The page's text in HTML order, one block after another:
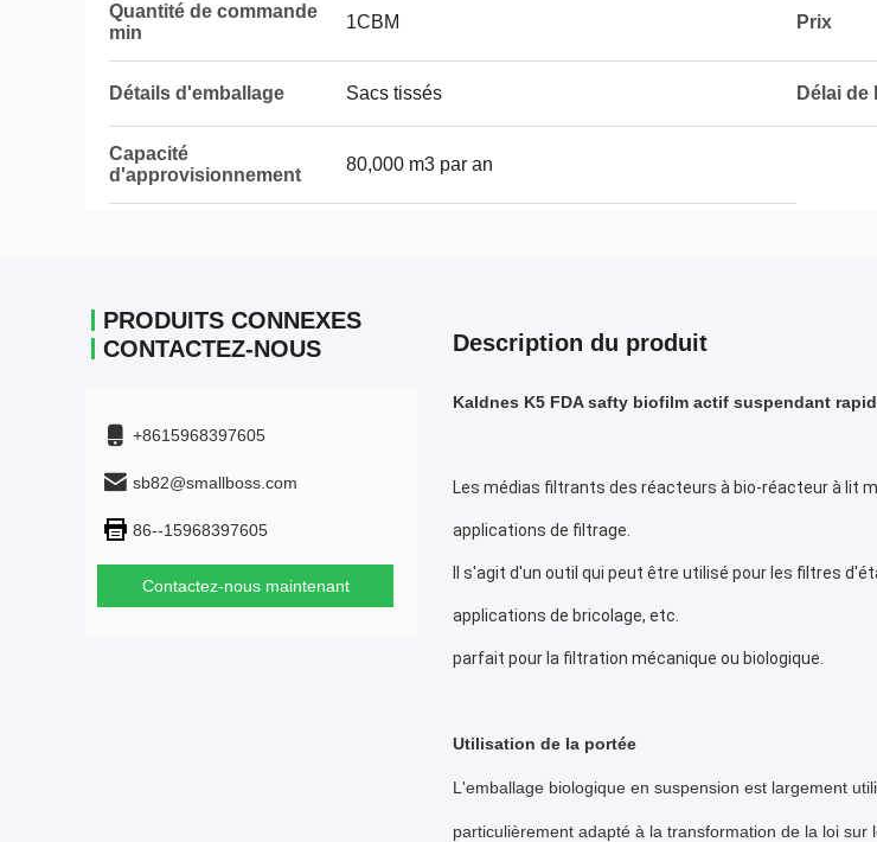
Quantité de commande
min
1CBM Prix
Détails d'emballage Sacs tissés Délai de
Capacité
d'approvisionnement
80,000 m3 par an
PRODUITS CONNEXES
CONTACTEZ-NOUS
+8615968397605
sb82@smallboss.com
86--15968397605
Contactez-nous maintenant
Description du produit
Kaldnes K5 FDA safty biofilm actif suspendant
Les médias filtrants des réacteurs à bio-réacteur à lit
applications de filtrage.
Il s'agit d'un outil qui peut être utilisé pour les filtres
applications de bricolage, etc.
parfait pour la filtration mécanique ou biologique.
Utilisation de la portée
L'emballage biologique en suspension est largement
particulièrement adapté à la transformation de la loi